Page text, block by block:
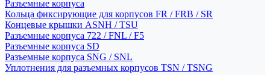
Разъемные корпуса
Кольца фиксирующие для корпусов FR / FRB / SR
Концевые крышки ASNH / TSU
Разъемные корпуса 722 / FNL / F5
Разъемные корпуса SD
Разъемные корпуса SNG / SNL
Уплотнения для разъемных корпусов TSN / TSNG